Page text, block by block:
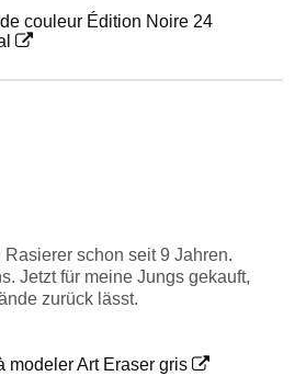
couleur Édition Noire 24
schon seit 9 Jahren.
Jetzt für meine Jungs gekauft,
zurück lässt.
modeler Art Eraser gris